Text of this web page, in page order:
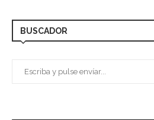
BUSCADOR